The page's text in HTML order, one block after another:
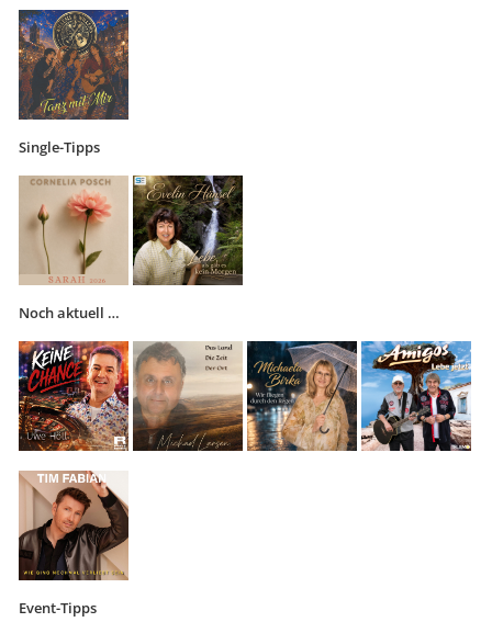
Single-Tipps
Noch aktuell …
Event-Tipps